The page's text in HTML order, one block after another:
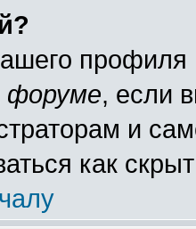
форуме, если
и
как